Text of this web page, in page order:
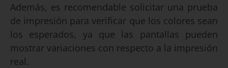
Además, es recomendable solicitar una prueba
de impresión para verificar que los colores sean
los esperados, ya que las pantallas pueden
mostrar variaciones con respecto a la impresión
real.